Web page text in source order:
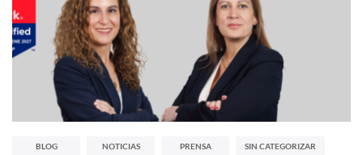
BLOG NOTICIAS PRENSA SIN CATEGORIZAR